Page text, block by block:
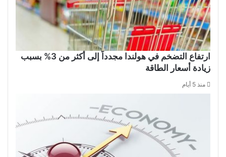
ارتفاع التضخم في هولندا مجدداً إلى أكثر من 3% بسبب
زيادة أسعار الطاقة
منذ 5 أيام